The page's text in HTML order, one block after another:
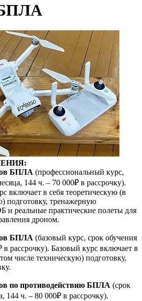
БПЛА (профессиональный курс,
144 ч. – 70 000₽ в рассрочку).
включает в себя теоретическую (в
подготовку, тренажерную
и реальные практические полеты для
дроном.
БПЛА (базовый курс, срок обучения
в рассрочку). Базовый курс включает в
числе техническую) подготовку,
по противодействию БПЛА (срок
144 ч. – 80 000₽ в рассрочку).